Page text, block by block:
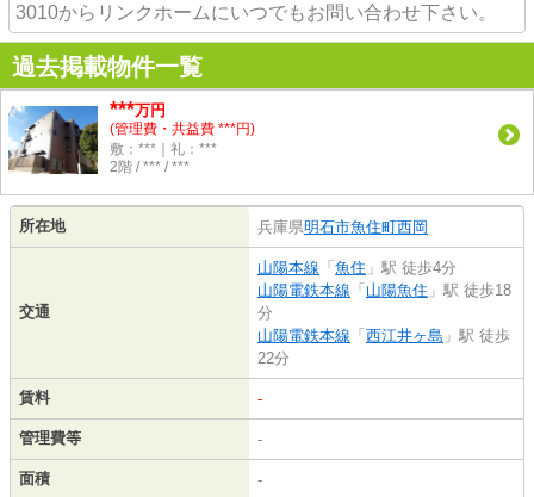
3010からリンクホームにいつでもお問い合わせ下さい。
過去掲載物件一覧
***万円
(管理費・共益費 ***円)
敷：***｜礼：***
2階 / *** / ***
所在地 兵庫県明石市魚住町西岡
交通
山陽本線 「 魚住 」駅 徒歩4分
山陽電鉄本線 「 山陽魚住 」駅 徒歩18
分
山陽電鉄本線 「 西江井ヶ島 」駅 徒歩
22分
賃料 -
管理費等 -
面積 -